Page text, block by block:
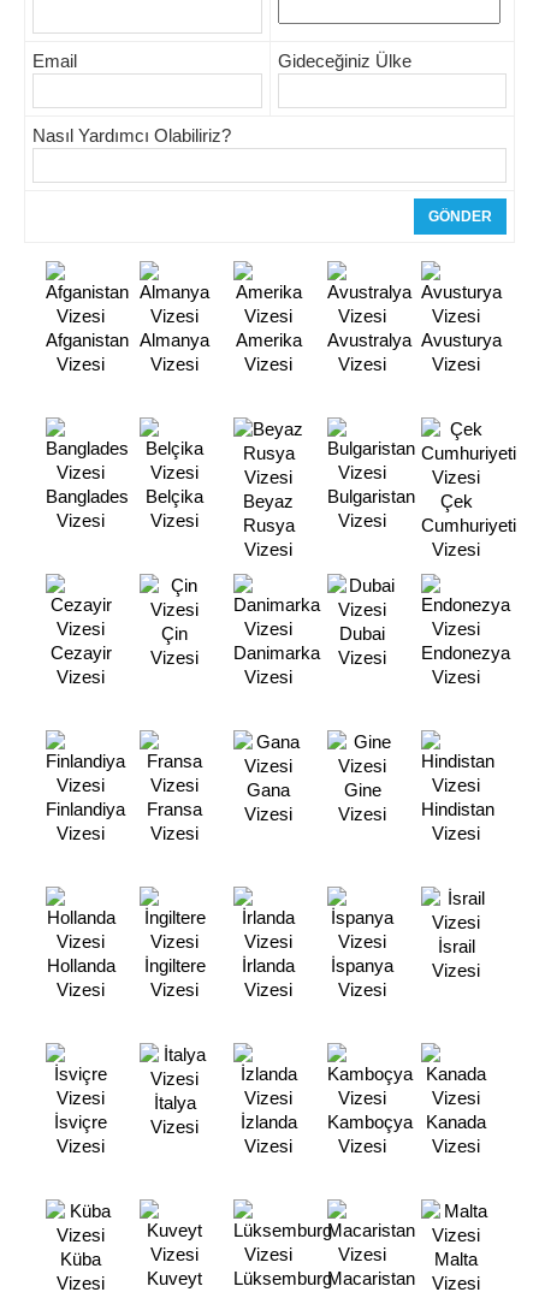
Email Gideceğiniz Ülke
Nasıl Yardımcı Olabiliriz?
Afganistan
Vizesi
Almanya
Vizesi
Amerika
Vizesi
Avustralya
Vizesi
Avusturya
Vizesi
Banglades
Vizesi
Belçika
Vizesi
Beyaz
Rusya
Vizesi
Bulgaristan
Vizesi
Çek
Cumhuriyeti
Vizesi
Cezayir
Vizesi
Çin
Vizesi
Danimarka
Vizesi
Dubai
Vizesi
Endonezya
Vizesi
Finlandiya
Vizesi
Fransa
Vizesi
Gana
Vizesi
Gine
Vizesi
Hindistan
Vizesi
Hollanda
Vizesi
İngiltere
Vizesi
İrlanda
Vizesi
İspanya
Vizesi
İsrail
Vizesi
İsviçre
Vizesi
İtalya
Vizesi
İzlanda
Vizesi
Kamboçya
Vizesi
Kanada
Vizesi
Küba
Vizesi
Kuveyt
LüksemburgMacaristan
Malta
Vizesi